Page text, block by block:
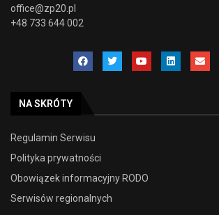
office@zp20.pl
+48 733 644 002
NA SKRÓTY
Regulamin Serwisu
Polityka prywatności
Obowiązek informacyjny RODO
Serwisów regionalnych